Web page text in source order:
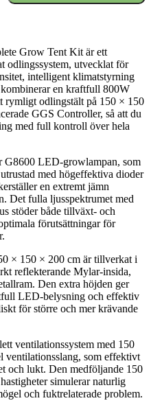
Grow Tent Kit är ett
odlingssystem, utvecklat för
intelligent klimatstyrning
en kraftfull 800W
rymligt odlingstält på 150 × 150
GGS Controller, så att du
med full kontroll över hela
G8600 LED-growlampan, som
med högeffektiva dioder
en extremt jämn
Det fulla ljusspektrumet med
stöder både tillväxt- och
förutsättningar för
× 150 × 200 cm är tillverkat i
reflekterande Mylar-insida,
Den extra höjden ger
LED-belysning och effektiv
för större och mer krävande
ventilationssystem med 150
som effektivt
och lukt. Den medföljande 150
simulerar naturlig
och fuktrelaterade problem.